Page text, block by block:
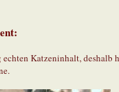
Katzeninhalt, deshalb